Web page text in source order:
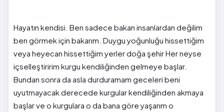
Hayatın kendisi. Ben sadece bakan insanlardan değilim
ben görmek için bakarım. Duygu yoğunluğu hissettiğim
veya heyecan hissettiğim yerler doğa şehir Her neyse
içselleştiririm kurgu kendiliğinden gelmeye başlar.
Bundan sonra da asla durduramam geceleri beni
uyutmayacak derecede kurgular kendiliğinden akmaya
başlar ve o kurgulara o da bana göre yaşarım o